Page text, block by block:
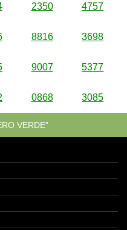
2350 4757
8816 3698
9007 5377
0868 3085
VERDE”